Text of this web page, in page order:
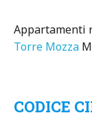
Appartamenti
Torre Mozza
CODICE